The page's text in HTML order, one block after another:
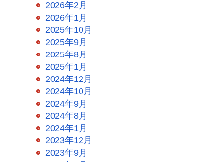
2026年2月
2026年1月
2025年10月
2025年9月
2025年8月
2025年1月
2024年12月
2024年10月
2024年9月
2024年8月
2024年1月
2023年12月
2023年9月